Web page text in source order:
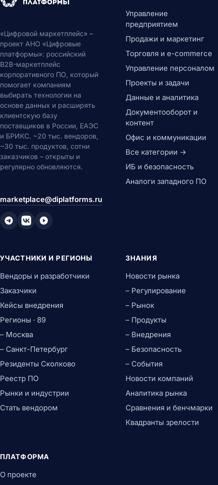
«Цифровой маркетплейс» –
проект АНО «Цифровые
платформы»: российский
B2B-маркетплейс
корпоративного ПО, который
помогает компаниям
выбирать технологии на
основе данных и расширять
клиентскую базу
поставщиков в России, ЕАЭС
и БРИКС. ~20 тыс. вендоров,
~30 тыс. продуктов, сотни
заказчиков – открыты и
регулярно обновляются.
marketplace@diplatforms.ru
Управление
предприятием
Продажи и маркетинг
Торговля и e-commerce
Управление персоналом
Проекты и задачи
Данные и аналитика
Документооборот и
контент
Офис и коммуникации
Все категории →
ИБ и безопасность
Аналоги западного ПО
УЧАСТНИКИ И РЕГИОНЫ
Вендоры и разработчики
Заказчики
Кейсы внедрения
Регионы · 89
– Москва
– Санкт-Петербург
Резиденты Сколково
Реестр ПО
Рынки и индустрии
Стать вендором
ЗНАНИЯ
Новости рынка
– Регулирование
– Рынок
– Продукты
– Внедрения
– Безопасность
– События
Новости компаний
Аналитика рынка
Сравнения и бенчмарки
Квадранты зрелости
ПЛАТФОРМА
О проекте